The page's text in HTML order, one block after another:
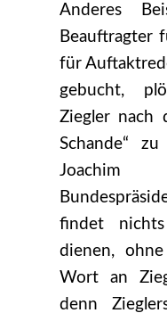
Anderes
Beauftragter
für
gebucht,
Ziegler nach
Schande“
findet
dienen,
Wort an
denn